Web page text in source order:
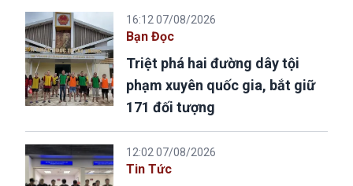
16:12 07/08/2026
Bạn Đọc
Triệt phá hai đường dây tội
phạm xuyên quốc gia, bắt giữ
171 đối tượng
12:02 07/08/2026
Tin Tức